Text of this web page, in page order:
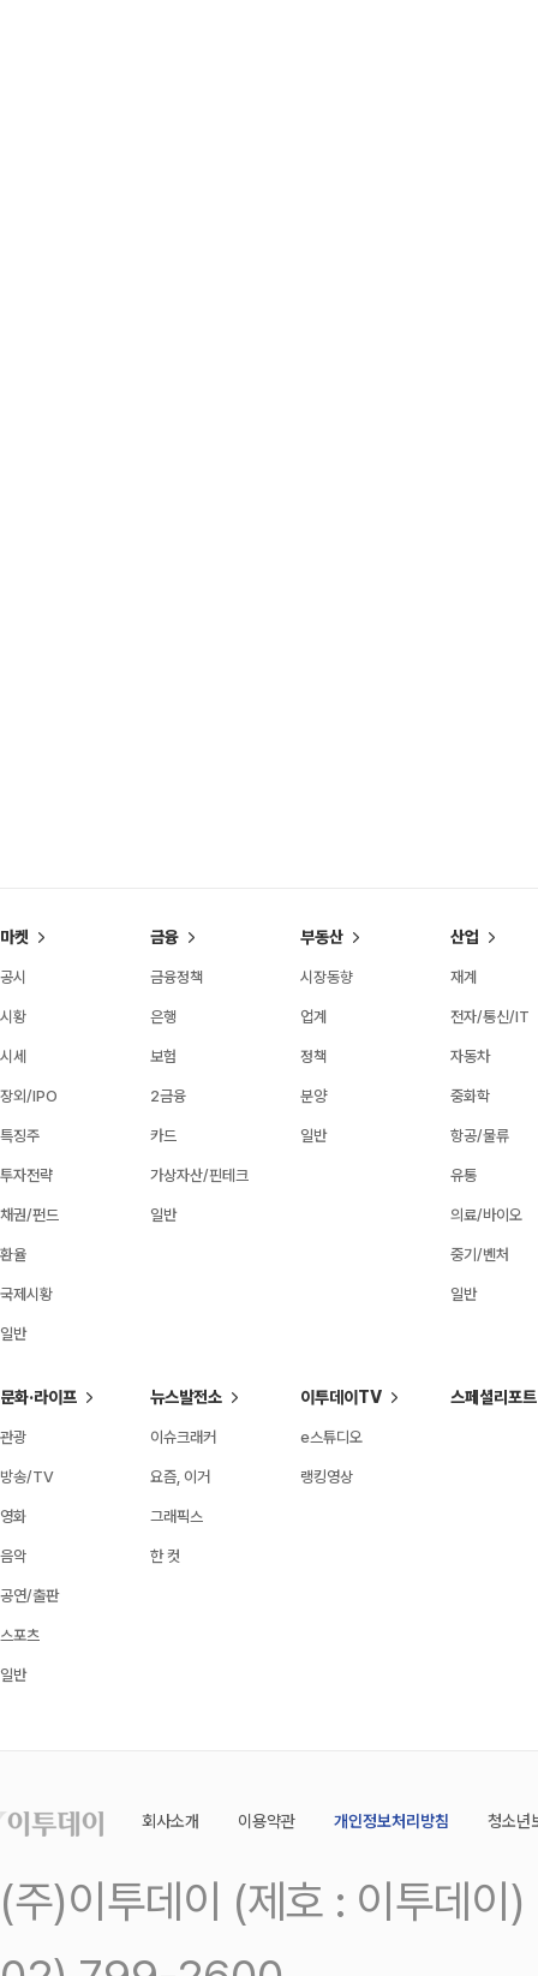
마켓
공시
시황
시세
장외/IPO
특징주
투자전략
채권/펀드
환율
국제시황
일반
금융
금융정책
은행
보험
2금융
카드
가상자산/핀테크
일반
부동산
시장동향
업계
정책
분양
일반
산업
재계
전자/통신/IT
자동차
중화학
항공/물류
유통
의료/바이오
중기/벤처
일반
문화·라이프
관광
방송/TV
영화
음악
공연/출판
스포츠
일반
뉴스발전소
이슈크래커
요즘, 이거
그래픽스
한 컷
이투데이TV
e스튜디오
랭킹영상
스페셜리포트
회사소개 이용약관 개인정보처리방침 청소년
(주)이투데이 (제호 : 이투데